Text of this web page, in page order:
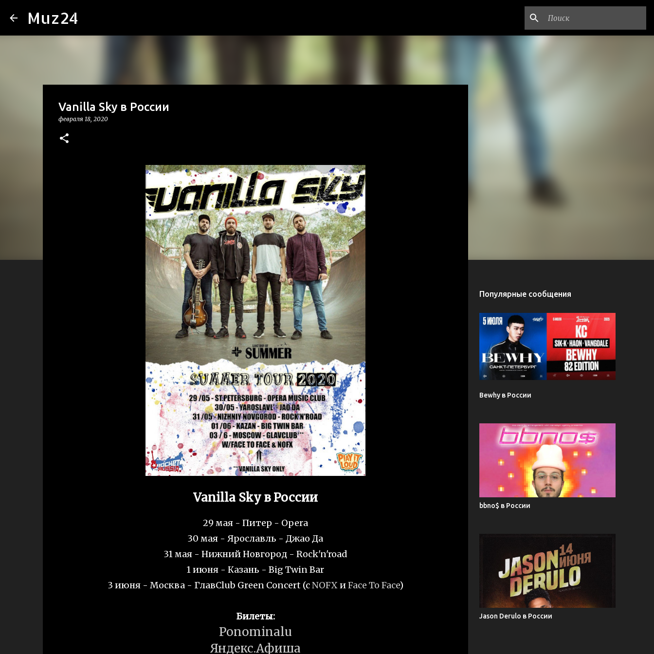
Muz24
Vanilla Sky в России
февраля 18, 2020
Vanilla Sky в России
29 мая - Питер - Opera
30 мая - Ярославль - Джао Да
31 мая - Нижний Новгород - Rock'n'road
1 июня - Казань - Big Twin Bar
3 июня - Москва - ГлавClub Green Concert (cNOFXиFace To Face)
Билеты:
Ponominalu
Яндекс.Афиша
Популярные сообщения
Bewhy в России
bbno$ в России
Jason Derulo в России